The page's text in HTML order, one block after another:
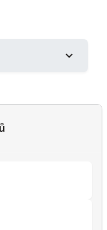
expand_more